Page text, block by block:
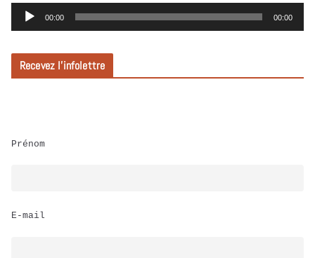
e
c
t
r
i
00:00 00:00
Recevez l’infolettre
Prénom
E-mail